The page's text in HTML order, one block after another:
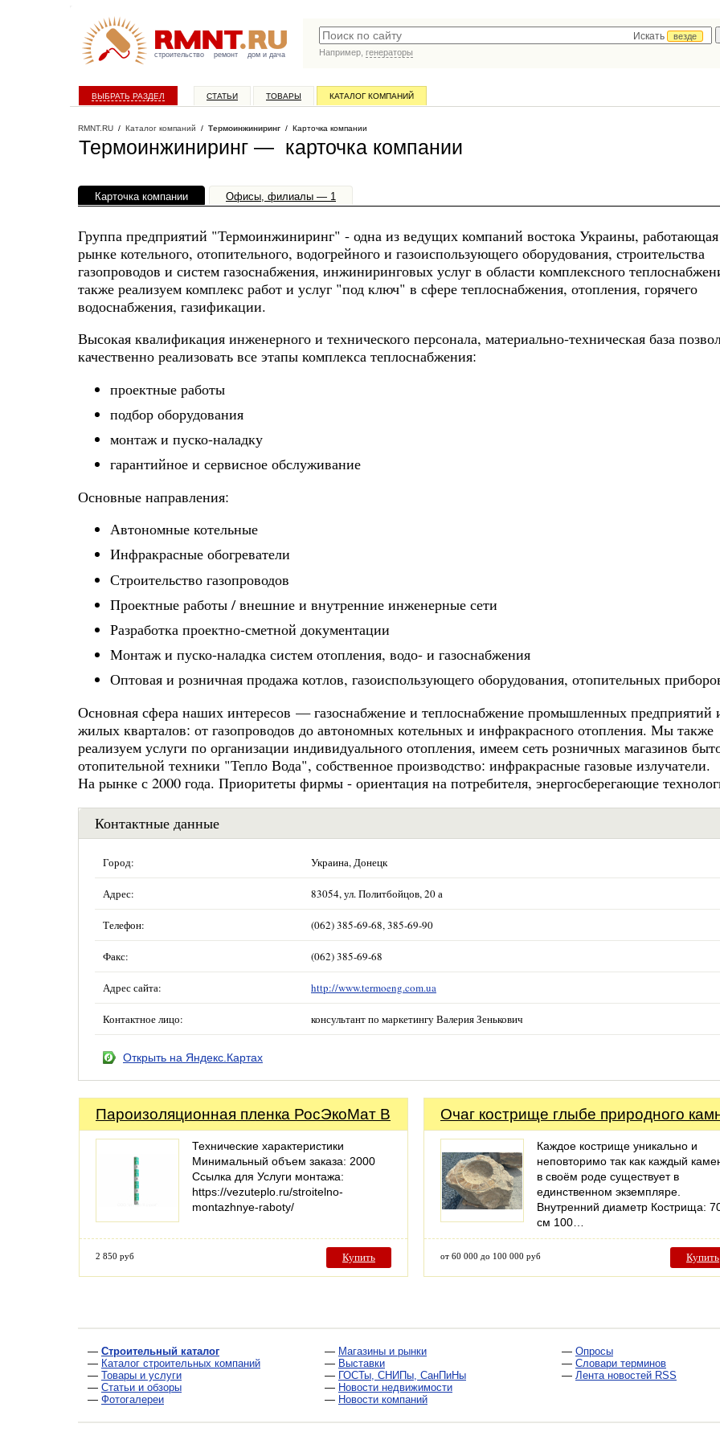
строительство ремонт дом и дача
Искать
везде
Например, генераторы
ВЫБРАТЬ РАЗДЕЛ СТАТЬИ ТОВАРЫ КАТАЛОГ КОМПАНИЙ
RMNT.RU / Каталог компаний / Термоинжиниринг / Карточка компании
Термоинжиниринг — карточка компании
Карточка компании Офисы, филиалы — 1
Группа предприятий "Термоинжиниринг" - одна из ведущих компаний востока Украины,
рынке котельного, отопительного, водогрейного и газоиспользующего оборудования, строительства
газопроводов и систем газоснабжения, инжиниринговых услуг в области комплексного
также реализуем комплекс работ и услуг "под ключ" в сфере теплоснабжения, отопления, горячего
водоснабжения, газификации.
Высокая квалификация инженерного и технического персонала, материально-техническая база
качественно реализовать все этапы комплекса теплоснабжения:
проектные работы
подбор оборудования
монтаж и пуско-наладку
гарантийное и сервисное обслуживание
Основные направления:
Автономные котельные
Инфракрасные обогреватели
Строительство газопроводов
Проектные работы / внешние и внутренние инженерные сети
Разработка проектно-сметной документации
Монтаж и пуско-наладка систем отопления, водо- и газоснабжения
Оптовая и розничная продажа котлов, газоиспользующего оборудования, отопительных
Основная сфера наших интересов — газоснабжение и теплоснабжение промышленных предприятий
жилых кварталов: от газопроводов до автономных котельных и инфракрасного отопления. Мы также
реализуем услуги по организации индивидуального отопления, имеем сеть розничных магазинов
отопительной техники "Тепло Вода", собственное производство: инфракрасные газовые излучатели.
На рынке с 2000 года. Приоритеты фирмы - ориентация на потребителя, энергосберегающие
Контактные данные
Город: Украина, Донецк
Адрес: 83054, ул. Политбойцов, 20 а
Телефон: (062) 385-69-68, 385-69-90
Факс: (062) 385-69-68
Адрес сайта: http://www.termoeng.com.ua
Контактное лицо: консультант по маркетингу Валерия Зенькович
Открыть на Яндекс.Картах
Пароизоляционная пленка РосЭкоМат B
Технические характеристики
Минимальный объем заказа: 2000
Ссылка для Услуги монтажа:
https://vezuteplo.ru/stroitelno-
montazhnye-raboty/
2 850 руб Купить
Очаг кострище глыбе природного
Каждое кострище уникально и
неповторимо так как каждый
в своём роде существует в
единственном экземпляре.
Внутренний диаметр Кострища:
см 100…
от 60 000 до 100 000 руб Купить
— Строительный каталог
— Каталог строительных компаний
— Товары и услуги
— Статьи и обзоры
— Фотогалереи
— Магазины и рынки
— Выставки
— ГОСТы, СНИПы, СанПиНы
— Новости недвижимости
— Новости компаний
— Опросы
— Словари терминов
— Лента новостей RSS